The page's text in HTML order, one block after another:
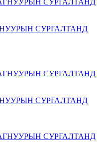
СУРГАЛТАНД
СУРГАЛТАНД